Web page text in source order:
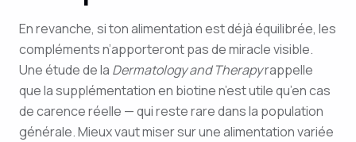
En revanche, si ton alimentation est déjà équilibrée, les
compléments n’apporteront pas de miracle visible.
Une étude de la Dermatology and Therapyrappelle
que la supplémentation en biotine n’est utile qu’en cas
de carence réelle — qui reste rare dans la population
générale. Mieux vaut miser sur une alimentation variée